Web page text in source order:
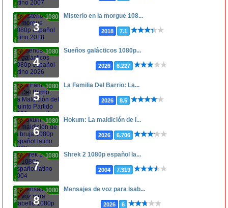
3
1080p Misterio en la morgue 108...
2018 7.1
4
1080p Sueños galácticos 1080p...
2026 6.227
5
1080p La Familia Del Barrio: La...
2026 8.5
6
1080p Hokum: La maldición de l...
2026 6.706
7
1080p Shrek 2 1080p español la...
2004 7.319
8
1080p Mensajes de voz para Isab...
2026 6